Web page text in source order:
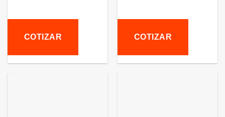
COTIZAR COTIZAR